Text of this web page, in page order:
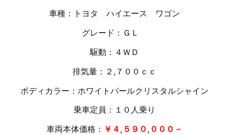
車種：トヨタ ハイエース ワゴン
グレード：ＧＬ
駆動：４ＷＤ
排気量：２,７００ｃｃ
ボディカラー：ホワイトパールクリスタルシャイン
乗車定員：１０人乗り
車両本体価格： ￥４,５９０,０００－